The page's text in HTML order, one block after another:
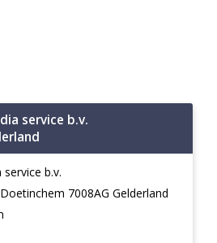
service b.v.
b.v.
7008AG Gelderland